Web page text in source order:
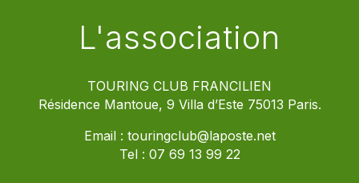
L'association
TOURING CLUB FRANCILIEN
Résidence Mantoue, 9 Villa d’Este 75013 Paris.
Email : touringclub@laposte.net
Tel : 07 69 13 99 22